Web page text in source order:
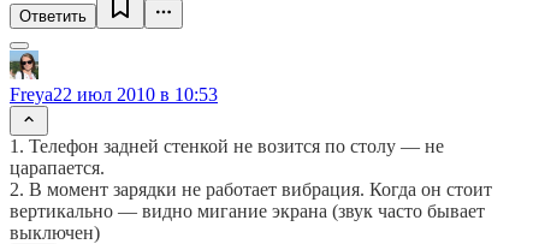
Ответить
Freya22 июл 2010 в 10:53
1. Телефон задней стенкой не возится по столу — не
царапается.
2. В момент зарядки не работает вибрация. Когда он стоит
вертикально — видно мигание экрана (звук часто бывает
выключен)